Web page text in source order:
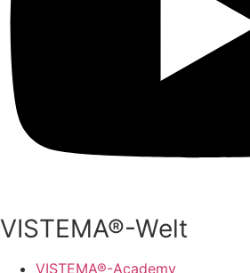
VISTEMA®-Welt
VISTEMA®-Academy